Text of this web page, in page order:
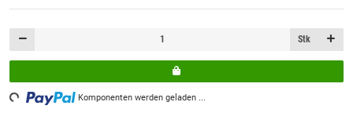
Stk
Komponenten werden geladen ...